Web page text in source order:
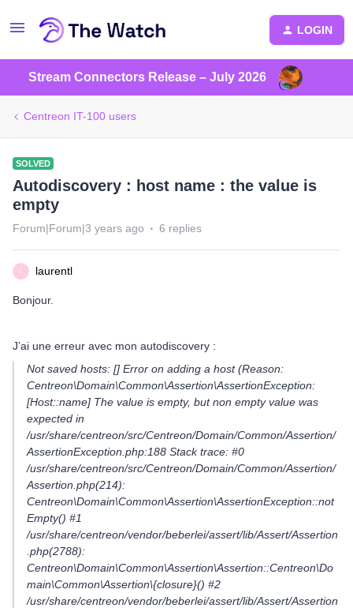
LOGIN
Stream Connectors Release – July 2026
Centreon IT-100 users
SOLVED
Autodiscovery : host name : the value is
empty
Forum|Forum|3 years ago 6 replies
laurentl
Bonjour.
J’ai une erreur avec mon autodiscovery :
Not saved hosts: [] Error on adding a host (Reason:
Centreon\Domain\Common\Assertion\AssertionException:
[Host::name] The value is empty, but non empty value was
expected in
/usr/share/centreon/src/Centreon/Domain/Common/Assertion/
AssertionException.php:188 Stack trace: #0
/usr/share/centreon/src/Centreon/Domain/Common/Assertion/
Assertion.php(214):
Centreon\Domain\Common\Assertion\AssertionException::not
Empty() #1
/usr/share/centreon/vendor/beberlei/assert/lib/Assert/Assertion
.php(2788):
Centreon\Domain\Common\Assertion\Assertion::Centreon\Do
main\Common\Assertion\{closure}() #2
/usr/share/centreon/vendor/beberlei/assert/lib/Assert/Assertion